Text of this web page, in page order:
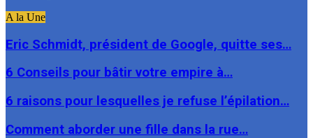
A la Une
Eric Schmidt, président de Google, quitte ses…
6 Conseils pour bâtir votre empire à…
6 raisons pour lesquelles je refuse l’épilation…
Comment aborder une fille dans la rue…